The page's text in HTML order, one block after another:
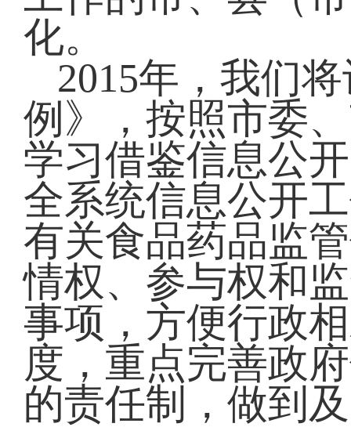
化。
2015年，我们
例》，按照市委
学习借鉴信息公
全系统信息公开
有关食品药品监
情权、参与权和
事项，方便行政
度，重点完善政
的责任制，做到